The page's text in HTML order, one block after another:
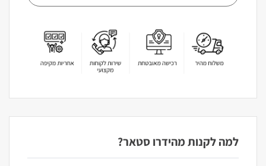
למה לקנות מהידרו סטאר?